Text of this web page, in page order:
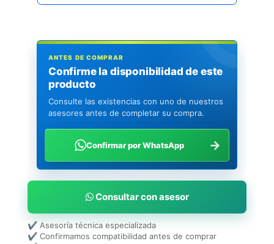
ANTES DE COMPRAR
Confirme la disponibilidad de este
producto
Consulte las existencias con uno de nuestros
asesores antes de completar su compra.
Confirmar por WhatsApp →
Consultar con asesor
✔ Asesoría técnica especializada
✔ Confirmamos compatibilidad antes de comprar